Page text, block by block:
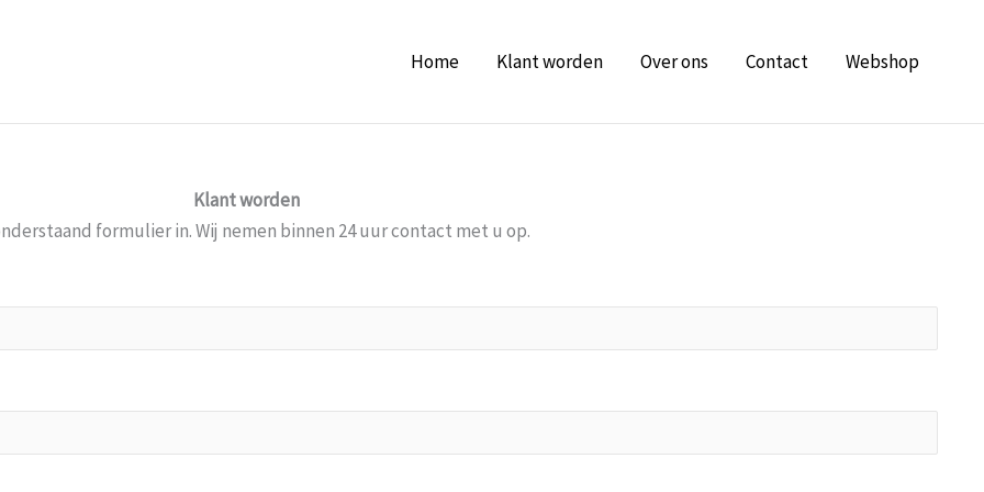
Home Klant worden Over ons Contact Webshop
Klant worden
formulier in. Wij nemen binnen 24 uur contact met u op.